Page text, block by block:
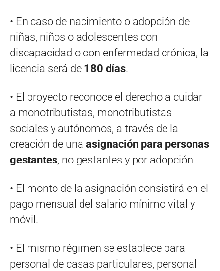
• En caso de nacimiento o adopción de
niñas, niños o adolescentes con
discapacidad o con enfermedad crónica, la
licencia será de 180 días.
• El proyecto reconoce el derecho a cuidar
a monotributistas, monotributistas
sociales y autónomos, a través de la
creación de una asignación para personas
gestantes, no gestantes y por adopción.
• El monto de la asignación consistirá en el
pago mensual del salario mínimo vital y
móvil.
• El mismo régimen se establece para
personal de casas particulares, personal